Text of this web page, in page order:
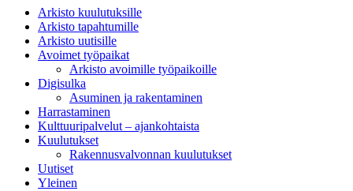
Arkisto kuulutuksille
Arkisto tapahtumille
Arkisto uutisille
Avoimet työpaikat
Arkisto avoimille työpaikoille
Digisulka
Asuminen ja rakentaminen
Harrastaminen
Kulttuuripalvelut – ajankohtaista
Kuulutukset
Rakennusvalvonnan kuulutukset
Uutiset
Yleinen